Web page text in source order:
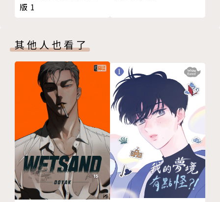
版 1
其他人也看了